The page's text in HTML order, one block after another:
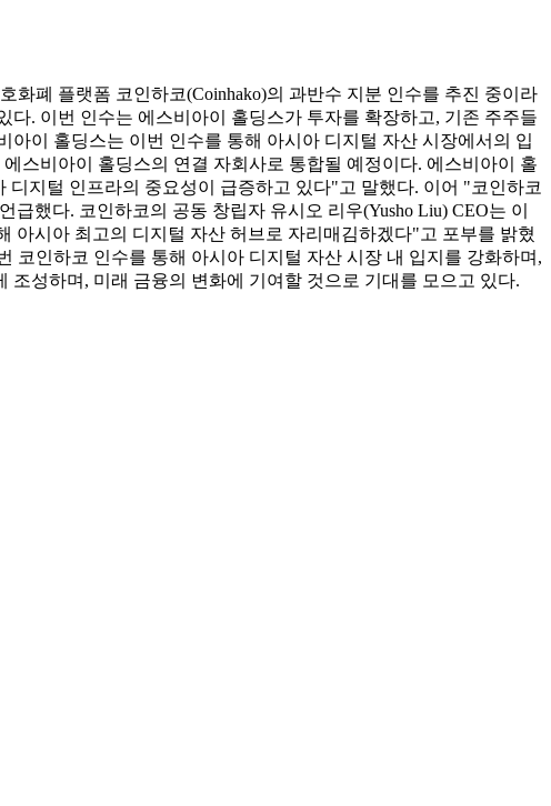
화폐 플랫폼 코인하코(Coinhako)의 과반수 지분 인수를 추진 중이라
. 이번 인수는 에스비아이 홀딩스가 투자를 확장하고, 기존 주주들
이 홀딩스는 이번 인수를 통해 아시아 디지털 자산 시장에서의 입
스비아이 홀딩스의 연결 자회사로 통합될 예정이다. 에스비아이 홀
디지털 인프라의 중요성이 급증하고 있다"고 말했다. 이어 "코인하코
했다. 코인하코의 공동 창립자 유시오 리우(Yusho Liu) CEO는 이
아시아 최고의 디지털 자산 허브로 자리매김하겠다"고 포부를 밝혔
코인하코 인수를 통해 아시아 디지털 자산 시장 내 입지를 강화하며,
성하며, 미래 금융의 변화에 기여할 것으로 기대를 모으고 있다.